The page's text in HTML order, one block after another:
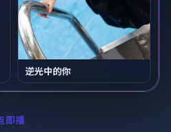
即播
逆光中的你